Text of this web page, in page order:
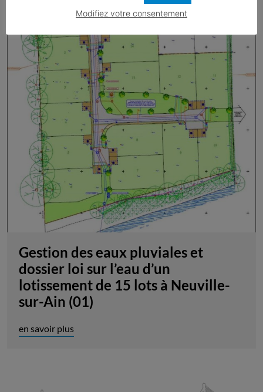
Gestion des eaux pluviales et
dossier loi sur l’eau d’un
lotissement de 15 lots à Neuville-
sur-Ain (01)
en savoir plus
Modifiez votre consentement